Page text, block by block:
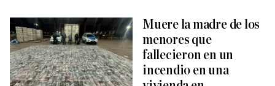
Muere la madre de los
menores que
fallecieron en un
incendio en una